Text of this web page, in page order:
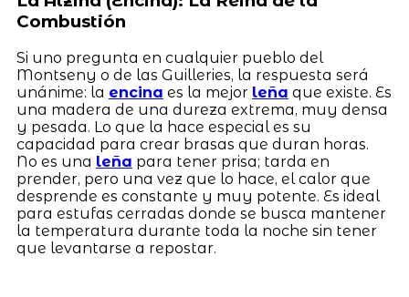
Combustión
Si uno pregunta en cualquier pueblo del
Montseny o de las Guilleries, la respuesta será
unánime: la encina es la mejor leña que existe. Es
una madera de una dureza extrema, muy densa
y pesada. Lo que la hace especial es su
capacidad para crear brasas que duran horas.
No es una leña para tener prisa; tarda en
prender, pero una vez que lo hace, el calor que
desprende es constante y muy potente. Es ideal
para estufas cerradas donde se busca mantener
la temperatura durante toda la noche sin tener
que levantarse a repostar.